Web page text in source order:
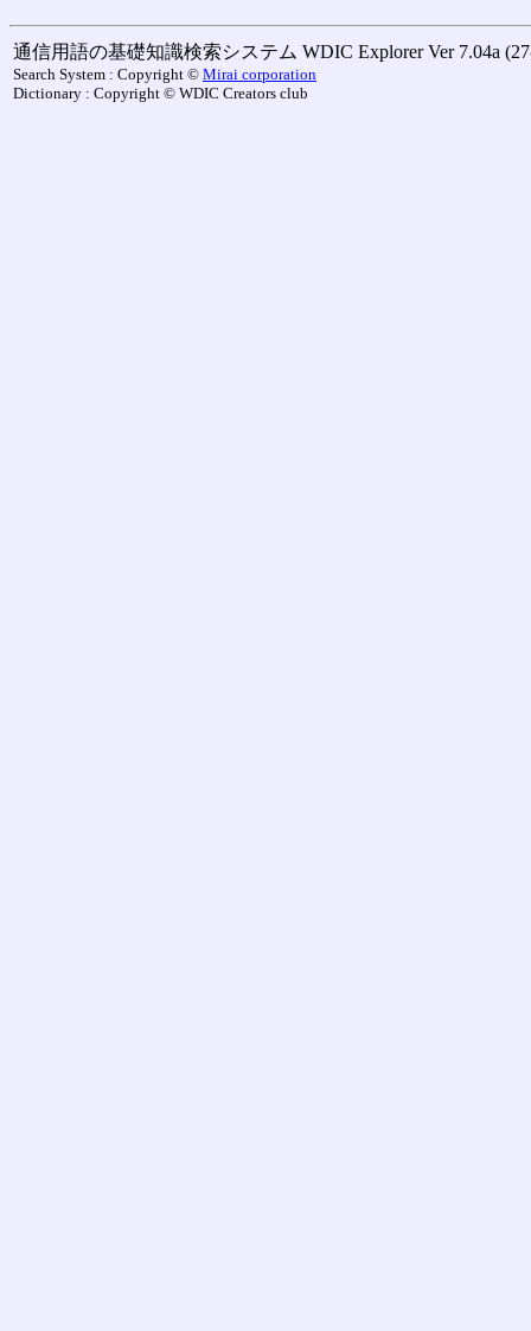
通信用語の基礎知識検索システム WDIC Explorer Ver 7.04a
Search System : Copyright © Mirai corporation
Dictionary : Copyright © WDIC Creators club